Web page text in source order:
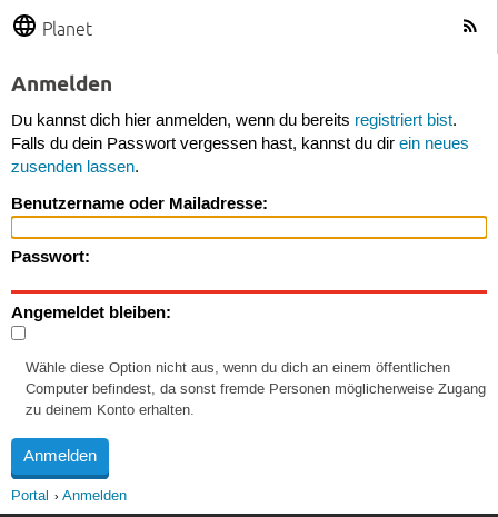
Planet
Anmelden
Du kannst dich hier anmelden, wenn du bereits registriert bist.
Falls du dein Passwort vergessen hast, kannst du dir ein neues
zusenden lassen.
Benutzername oder Mailadresse:
Passwort:
Angemeldet bleiben:
Wähle diese Option nicht aus, wenn du dich an einem öffentlichen
Computer befindest, da sonst fremde Personen möglicherweise Zugang
zu deinem Konto erhalten.
Portal Anmelden